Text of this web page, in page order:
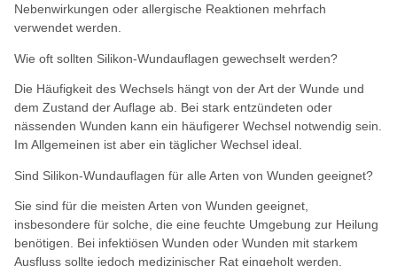
Nebenwirkungen oder allergische Reaktionen mehrfach
verwendet werden.
Wie oft sollten Silikon-Wundauflagen gewechselt werden?
Die Häufigkeit des Wechsels hängt von der Art der Wunde und
dem Zustand der Auflage ab. Bei stark entzündeten oder
nässenden Wunden kann ein häufigerer Wechsel notwendig sein.
Im Allgemeinen ist aber ein täglicher Wechsel ideal.
Sind Silikon-Wundauflagen für alle Arten von Wunden geeignet?
Sie sind für die meisten Arten von Wunden geeignet,
insbesondere für solche, die eine feuchte Umgebung zur Heilung
benötigen. Bei infektiösen Wunden oder Wunden mit starkem
Ausfluss sollte jedoch medizinischer Rat eingeholt werden.